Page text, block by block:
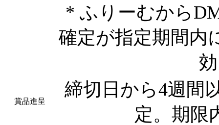
* ふりーむから
確定が指定期間内
賞品進呈
締切日から4週間
定。期限